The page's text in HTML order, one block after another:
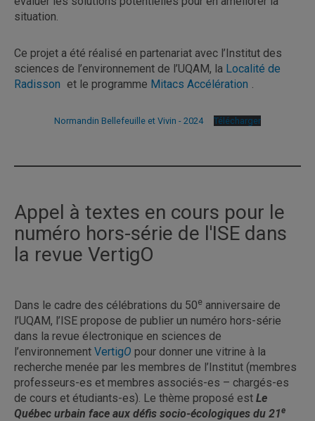
situation.
Ce projet a été réalisé en partenariat avec l’Institut des
sciences de l’environnement de l’UQAM, la Localité de
Radisson et le programme Mitacs Accélération .
Normandin Bellefeuille et Vivin - 2024 Télécharger
Appel à textes en cours pour le
numéro hors-série de l'ISE dans
la revue VertigO
Dans le cadre des célébrations du 50e anniversaire de
l’UQAM, l’ISE propose de publier un numéro hors-série
dans la revue électronique en sciences de
l’environnement VertigO pour donner une vitrine à la
recherche menée par les membres de l’Institut (membres
professeurs-es et membres associés-es – chargés-es
de cours et étudiants-es). Le thème proposé est Le
Québec urbain face aux défis socio-écologiques du 21e